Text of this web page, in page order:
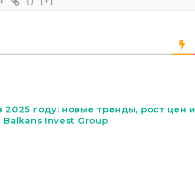
году: новые тренды, рост цен и
Invest Group